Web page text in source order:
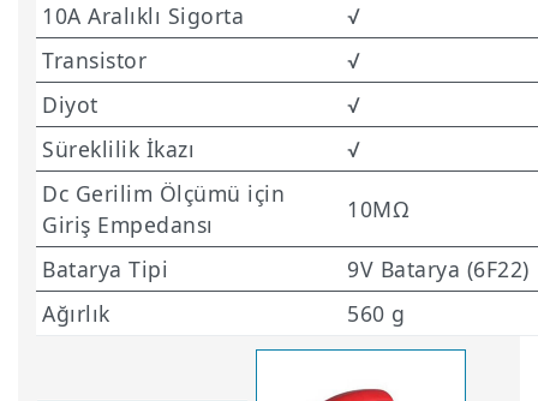
10A Aralıklı Sigorta
√
Transistor
√
Diyot
√
Süreklilik İkazı
√
Dc Gerilim Ölçümü için
Giriş Empedansı
10MΩ
Batarya Tipi
9V Batarya (6F22)
Ağırlık
560 g